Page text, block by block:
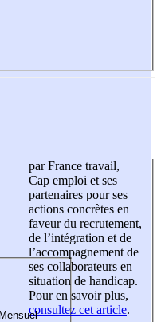
par France travail,
Cap emploi et ses
partenaires pour ses
actions concrètes en
faveur du recrutement,
de l’intégration et de
l’accompagnement de
ses collaborateurs en
situation de handicap.
Pour en savoir plus,
consultez cet article.